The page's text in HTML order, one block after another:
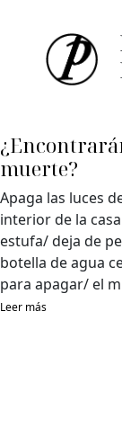
muerte?
Apaga las luces
interior de la
estufa/ deja de
botella de agua
para apagar/ el
Leer más